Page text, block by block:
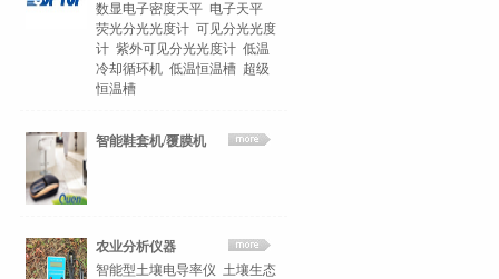
数显电子密度天平 电子天平
荧光分光光度计 可见分光光度
计 紫外可见分光光度计 低温
冷却循环机 低温恒温槽 超级
恒温槽
智能鞋套机/覆膜机
农业分析仪器
智能型土壤电导率仪 土壤生态